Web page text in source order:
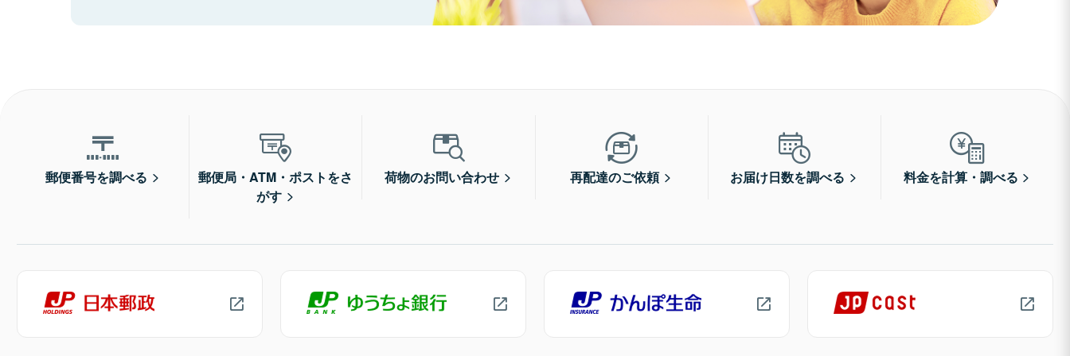
郵便番号を調べる
郵便局・ATM・ポストをさ
がす
荷物のお問い合わせ 再配達のご依頼 お届け日数を調べる 料金を計算・調べる